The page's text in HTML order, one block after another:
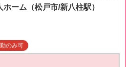
ーム（松戸市/新八柱駅）
のみ可